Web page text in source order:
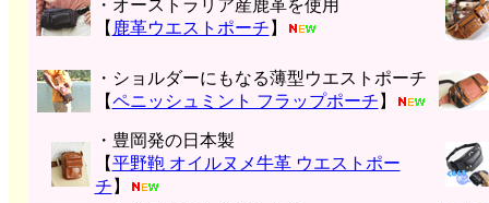
・オーストラリア産鹿革を使用
【 鹿革ウエストポーチ 】
・ショルダーにもなる薄型ウエストポーチ
【ペニッシュミント フラップポーチ 】
・豊岡発の日本製
【平野鞄 オイルヌメ牛革 ウエストポー
チ 】